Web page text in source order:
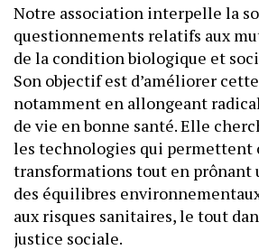
Notre association interpelle la
questionnements relatifs aux
de la condition biologique et
Son objectif est d’améliorer
notamment en allongeant
de vie en bonne santé. Elle
les technologies qui permettent
transformations tout en prônant
des équilibres
aux risques sanitaires, le tout
justice sociale.